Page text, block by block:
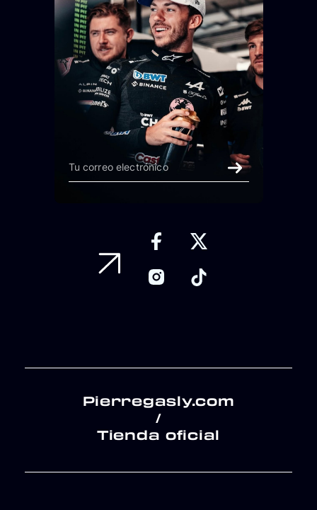
Pierregasly.com
/
Tienda oficial